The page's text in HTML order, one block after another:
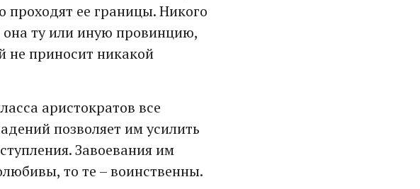
ее границы. Никого
она ту или иную провинцию,
не приносит никакой
аристократов все
позволяет им усилить
Завоевания им
то те – воинственны.